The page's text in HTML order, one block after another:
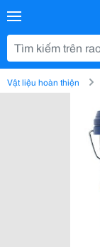
Vật liệu hoàn thiện